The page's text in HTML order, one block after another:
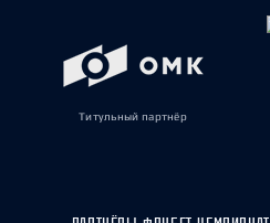
Титульный партнёр